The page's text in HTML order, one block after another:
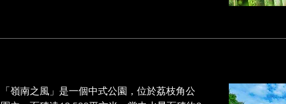
「嶺南之風」是一個中式公園，位於荔枝角公